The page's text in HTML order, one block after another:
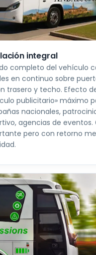
integral
completo del vehículo
en continuo sobre
trasero y techo. Efecto
publicitario» máximo
nacionales,
agencias de eventos.
pero con retorno